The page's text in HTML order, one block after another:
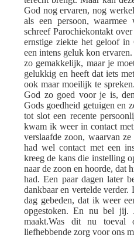
God nog ervaren, nog
als een persoon,
schreef Parochiekontakt
ernstige ziekte het geloof
een intens geluk kon
zo gemakkelijk, maar je
gelukkig en heeft dat iets
ook maar moeilijk te
God zo goed voor je is,
Gods goedheid getuigen en
tot slot een recente
kwam ik weer in contact
verslaafde zoon, waarvan
had wel contact met een
kreeg de kans die instelling
naar de zoon en hoorde, dat
had. Een paar dagen later
dankbaar en vertelde
dag gebeden, dat ik weer
opgestoken. En nu bel jij.
maakt.Was dit nu toeval
liefhebbende zorg voor ons